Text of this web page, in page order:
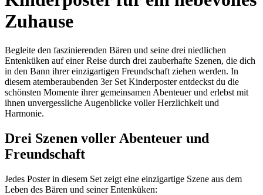
Zuhause
Begleite den faszinierenden Bären und seine drei niedlichen
Entenküken auf einer Reise durch drei zauberhafte Szenen, die dich
in den Bann ihrer einzigartigen Freundschaft ziehen werden. In
diesem atemberaubenden 3er Set Kinderposter entdeckst du die
schönsten Momente ihrer gemeinsamen Abenteuer und erlebst mit
ihnen unvergessliche Augenblicke voller Herzlichkeit und
Harmonie.
Drei Szenen voller Abenteuer und
Freundschaft
Jedes Poster in diesem Set zeigt eine einzigartige Szene aus dem
Leben des Bären und seiner Entenküken: